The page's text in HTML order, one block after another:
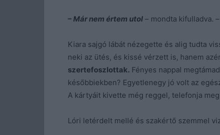
– Már nem értem utol – mondta kifulladva. –
Kiara sajgó lábát nézegette és alig tudta
neki az ütés, és kissé vérzett is, hanem
szertefoszlottak. Fényes nappal
későbbiekben? Egyetlenegy jó volt az
A kártyáit kivette még reggel, telefonja
Lóri letérdelt mellé és szakértő szemmel